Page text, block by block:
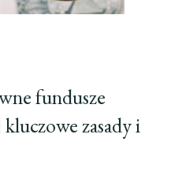
fundusze
zasady i